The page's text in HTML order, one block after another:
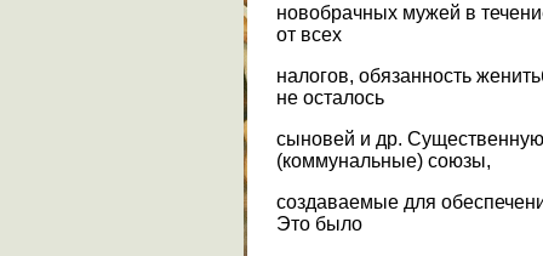
новобрачных мужей в
от всех
налогов, обязанность
не осталось
сыновей и др.
(коммунальные) союзы,
создаваемые для
Это было